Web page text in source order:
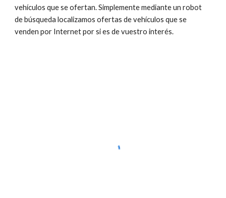
vehículos que se ofertan. Simplemente mediante un robot
de búsqueda localizamos ofertas de vehículos que se
venden por Internet por si es de vuestro interés.